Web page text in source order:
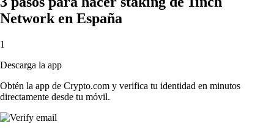
Network en España
1
Descarga la app
Obtén la app de Crypto.com y verifica tu identidad en minutos
directamente desde tu móvil.